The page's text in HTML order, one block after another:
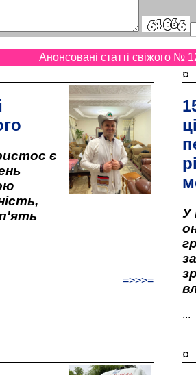
Анонсовані статті свіжого №
є
=>>>=
¤
У
...
¤